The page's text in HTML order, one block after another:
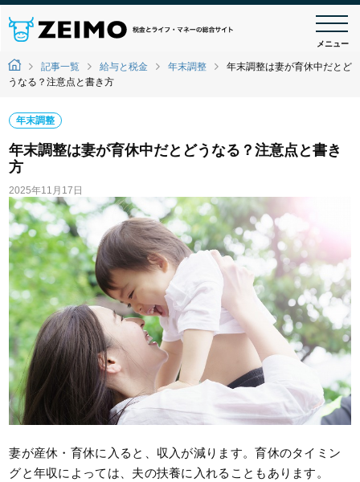
メニュー
記事一覧 給与と税金 年末調整
年末調整は妻が育休中だとど
うなる？注意点と書き方
年末調整
年末調整は妻が育休中だとどうなる？注意点と書き
方
2025年11月17日
妻が産休・育休に入ると、収入が減ります。育休のタイミン
グと年収によっては、夫の扶養に入れることもあります。